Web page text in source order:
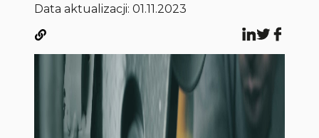
Data aktualizacji: 01.11.2023